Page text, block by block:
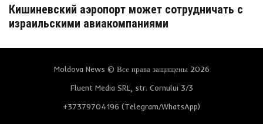
Кишиневский аэропорт может сотрудничать с
израильскими авиакомпаниями
Moldova News © Все права защищены 2026
Fluent Media SRL, str. Cornului 3/3
+37379704196 (Telegram/WhatsApp)